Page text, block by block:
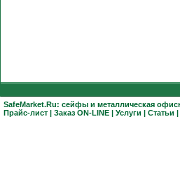
SafeMarket.Ru: сейфы и металлическая
Прайс-лист | Заказ ON-LINE | Услуги | Статьи |